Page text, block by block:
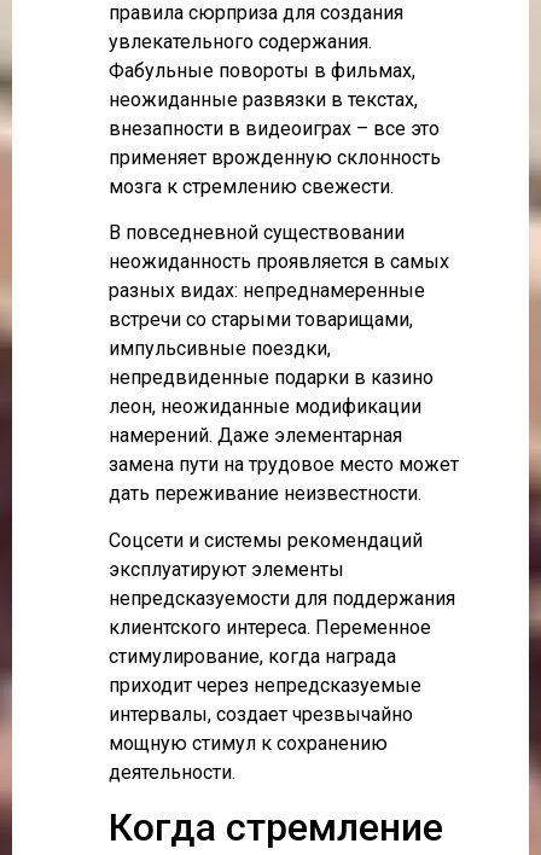
правила сюрприза для создания
увлекательного содержания.
Фабульные повороты в фильмах,
неожиданные развязки в текстах,
внезапности в видеоиграх – все это
применяет врожденную склонность
мозга к стремлению свежести.
В повседневной существовании
неожиданность проявляется в самых
разных видах: непреднамеренные
встречи со старыми товарищами,
импульсивные поездки,
непредвиденные подарки в казино
леон, неожиданные модификации
намерений. Даже элементарная
замена пути на трудовое место может
дать переживание неизвестности.
Соцсети и системы рекомендаций
эксплуатируют элементы
непредсказуемости для поддержания
клиентского интереса. Переменное
стимулирование, когда награда
приходит через непредсказуемые
интервалы, создает чрезвычайно
мощную стимул к сохранению
деятельности.
Когда стремление